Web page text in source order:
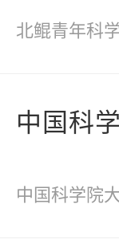
北鲲青年科
中国科
中国科学院